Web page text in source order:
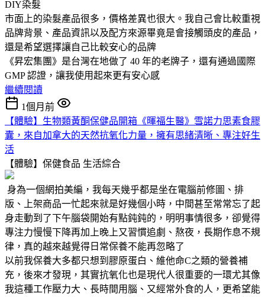
DIY染髮
市面上的染髮產品很多，價格差異也很大。我自己會比較重視
品牌背景、產品資訊以及配方來源畢竟是會接觸頭皮的產品，
還是希望選擇讓自己比較安心的品牌
《昇宏集團》是台灣在地做了 40 年的老牌子，還有通過國際
GMP 認證，讓我使用起來更有安心感
繼續閱讀
1個月前
【體驗】生物類黃酮保健品開箱《暉福生醫》雪諾力思素食膠
囊，來自加拿大的天然抗氧化力量，擁有思緒清晰、專注好生
活
【體驗】保健食品 生活綜合
身為一個網拍美編，我每天幾乎都是坐在電腦前修圖、排
版、上架商品一忙起來就是好幾個小時，中間甚至常常忘了起
身走動到了下午腦袋開始有點鈍鈍的，明明事情很多，卻覺得
專注力慢慢下降再加上晚上又習慣追劇、熬夜，長期作息不規
律，真的越來越覺得日常保養不能再忽略了
以前我保養大多都只想到膠原蛋白、維他命C之類的營養補
充，後來才發現，其實抗氧化也是現代人很重要的一環尤其像
我這種工作壓力大、長時間用腦、又經常外食的人，更希望能